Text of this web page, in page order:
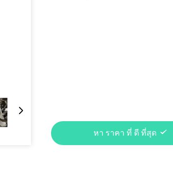
หา ราคา ที่ ดี ที่สุด